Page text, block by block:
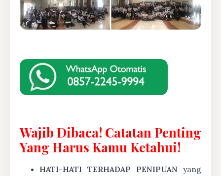
Wajib Dibaca! Catatan Penting
Yang Harus Kamu Ketahui!
HATI-HATI TERHADAP PENIPUAN yang